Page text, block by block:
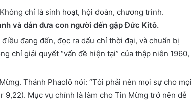
chỉ là sinh hoạt, hội đoàn, chương trình.
và dẫn đưa con người đến gặp Đức Kitô.
đang đến, đọc ra dấu chỉ thời đại, và chuẩn bị
chỉ giải quyết “vấn đề hiện tại” của thập niên 1960,
Thánh Phaolô nói: “Tôi phải nên mọi sự cho mọi
9,22). Mục vụ chính là làm cho Tin Mừng trở nên dễ